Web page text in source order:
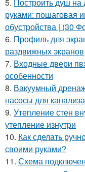
руками: пошаговая
обустройства | (30
6. Профиль для
раздвижных экранов
7. Входные двери
особенности
8. Вакуумный
насосы для
9. Утепление стен
утепление изнутри
10. Как сделать
своими руками?
11. Схема